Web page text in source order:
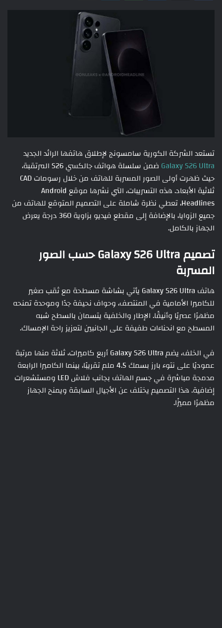
تستعد الشركة الكورية سامسونج لإطلاق هاتفها الرائد الجديد
Galaxy S26 Ultra
ضمن سلسلة هواتف جالكسي S26 المرتقبة،
حيث ظهرت أولى الصور المسربة للهاتف من خلال رسومات CAD
ثلاثية الأبعاد. هذه التسريبات، التي نشرها موقع Android
Headlines، تعطي نظرة شاملة على التصميم المتوقع للهاتف من
جميع الزوايا، بالإضافة إلى مقطع فيديو بزاوية 360 درجة يعرض
الجهاز بالكامل.
تصميم Galaxy S26 Ultra حسب الصور
المسربة
هاتف Galaxy S26 Ultra يأتي بشاشة مسطحة مع ثقب صغير
للكاميرا الأمامية في المنتصف، وحواف نحيفة جدًا وموحدة تمنحه
مظهرًا عصريًا وأنيقًا. الإطار والخلفية يتسمان بالسطح شبه
المسطح مع انحناءات طفيفة على الجانبين لتعزيز راحة الإمساك.
في الخلف، يضم Galaxy S26 Ultra أربع كاميرات، ثلاثة منها مرتبة
عموديًا على نتوء بارز بسمك 4.5 ملم تقريبًا، بينما الكاميرا الرابعة
مدمجة مباشرة في جسم الهاتف بجانب فلاش LED ومستشعرات
إضافية. هذا التصميم يختلف عن الأجيال السابقة ويمنح الجهاز
مظهرًا مميزًا.